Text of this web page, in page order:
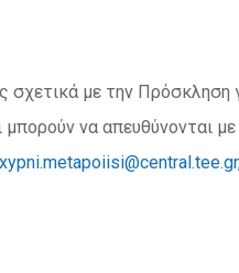
σχετικά με την
μπορούν να απευθύνονται